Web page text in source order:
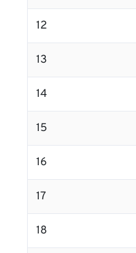
12
13
14
15
16
17
18